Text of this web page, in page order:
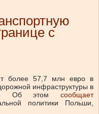
с
более 57,7 млн евро в
инфраструктуры в
Об этом
сообщает
политики Польши,